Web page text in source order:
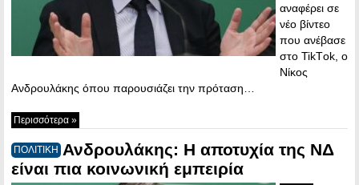
αναφέρει σε
νέο βίντεο
που ανέβασε
στο TikΤok, ο
Νίκος
Ανδρουλάκης όπου παρουσιάζει την πρόταση…
Περισσότερα »
ΠΟΛΙΤΙΚΗ Ανδρουλάκης: Η αποτυχία της ΝΔ
είναι πια κοινωνική εμπειρία